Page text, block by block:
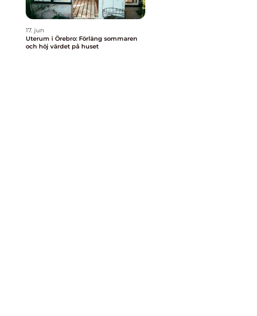
17. jun
Uterum i Örebro: Förläng sommaren
och höj värdet på huset